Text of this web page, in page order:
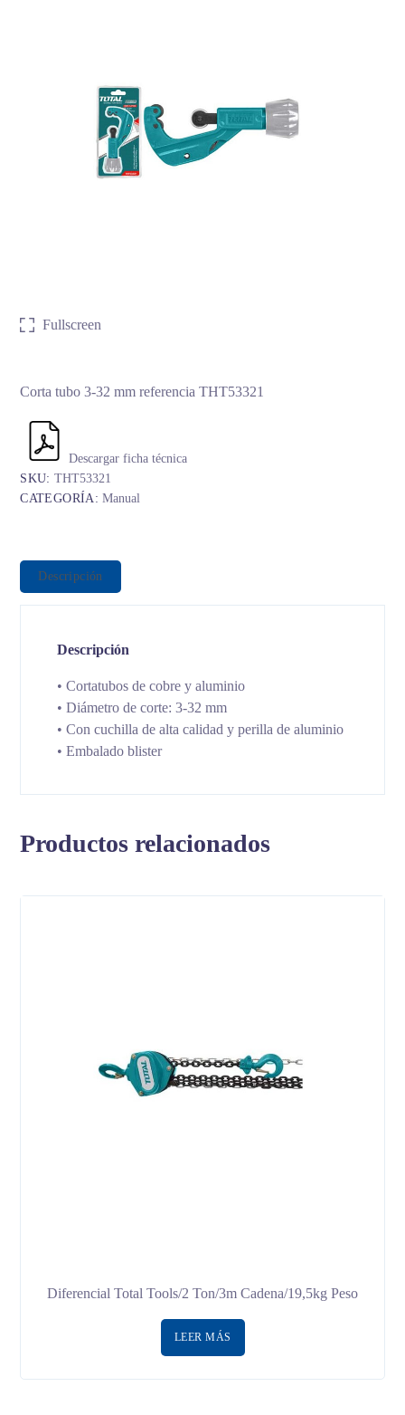
Fullscreen
Corta tubo 3-32 mm referencia THT53321
Descargar ficha técnica
SKU:THT53321
CATEGORÍA:Manual
Descripción
Descripción
• Cortatubos de cobre y aluminio
• Diámetro de corte: 3-32 mm
• Con cuchilla de alta calidad y perilla de aluminio
• Embalado blister
Productos relacionados
Diferencial Total Tools/2 Ton/3m Cadena/19,5kg Peso
LEER MÁS